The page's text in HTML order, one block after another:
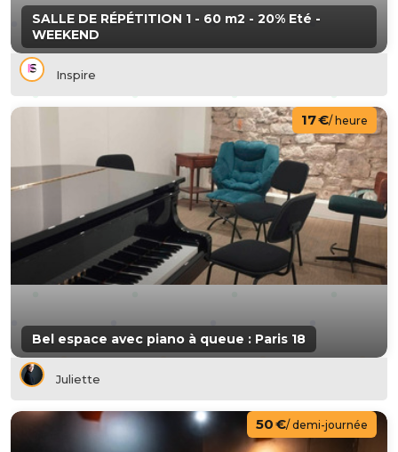
SALLE DE RÉPÉTITION 1 - 60 m2 - 20% Eté -
WEEKEND
Inspire
Bel espace avec piano à queue : Paris 18
17 €/ heure
Juliette
50 €/ demi-journée